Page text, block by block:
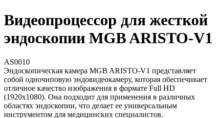
Видеопроцессор для жесткой
эндоскопии MGB ARISTO-V1
AS0010
Эндоскопическая камера MGB ARISTO-V1 представляет
собой одночиповую эндовидеокамеру, которая обеспечивает
отличное качество изображения в формате Full HD
(1920x1080). Она подходит для применения в различных
областях эндоскопии, что делает ее универсальным
инструментом для медицинских специалистов.